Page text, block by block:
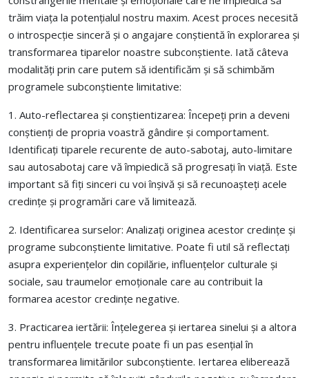
trăim viața la potențialul nostru maxim. Acest proces necesită
o introspecție sinceră și o angajare conștientă în explorarea și
transformarea tiparelor noastre subconștiente. Iată câteva
modalități prin care putem să identificăm și să schimbăm
programele subconștiente limitative:
1. Auto-reflectarea și conștientizarea: Începeți prin a deveni
conștienți de propria voastră gândire și comportament.
Identificați tiparele recurente de auto-sabotaj, auto-limitare
sau autosabotaj care vă împiedică să progresați în viață. Este
important să fiți sinceri cu voi înșivă și să recunoașteți acele
credințe și programări care vă limitează.
2. Identificarea surselor: Analizați originea acestor credințe și
programe subconștiente limitative. Poate fi util să reflectați
asupra experiențelor din copilărie, influențelor culturale și
sociale, sau traumelor emoționale care au contribuit la
formarea acestor credințe negative.
3. Practicarea iertării: Înțelegerea și iertarea sinelui și a altora
pentru influențele trecute poate fi un pas esențial în
transformarea limitărilor subconștiente. Iertarea eliberează